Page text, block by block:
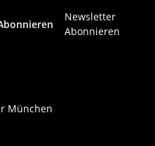
Newsletter
Abonnieren
München